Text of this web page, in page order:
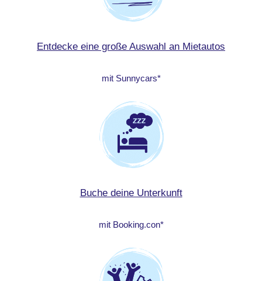
Entdecke eine große Auswahl an Mietautos
mit Sunnycars*
Buche deine Unterkunft
mit Booking.con*